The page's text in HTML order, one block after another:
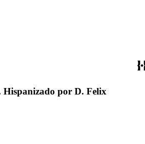
Hispanizado por D. Felix